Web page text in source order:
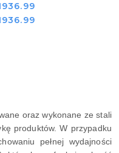
Prostą 6x GN 1/4
Stalgast 834641
oraz wykonane ze stali
produktów. W przypadku
pełnej wydajności